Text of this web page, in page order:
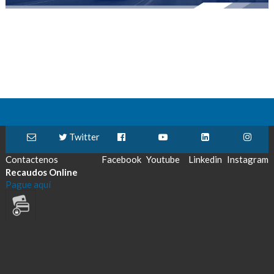
Contactenos
Twitter
Facebook Youtube Linkedin Instagram
Recaudos Online
Pague aquí